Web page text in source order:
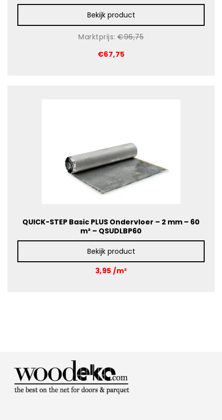
Bekijk product
Marktprijs: €96,75
€67,75
QUICK-STEP Basic PLUS Ondervloer – 2 mm – 60
m² – QSUDLBP60
Bekijk product
3,95 /m²